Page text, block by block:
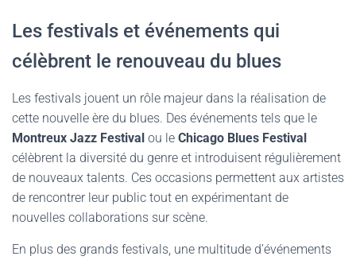
Les festivals et événements qui
célèbrent le renouveau du blues
Les festivals jouent un rôle majeur dans la réalisation de
cette nouvelle ère du blues. Des événements tels que le
Montreux Jazz Festival ou le Chicago Blues Festival
célèbrent la diversité du genre et introduisent régulièrement
de nouveaux talents. Ces occasions permettent aux artistes
de rencontrer leur public tout en expérimentant de
nouvelles collaborations sur scène.
En plus des grands festivals, une multitude d’événements